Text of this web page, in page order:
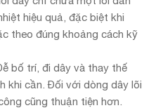
hiệu quả, đặc biệt khi
theo đúng khoảng cách kỹ
bố trí, đi dây và thay thế
khi cần. Đối với dòng dây lõi
cũng thuận tiện hơn.